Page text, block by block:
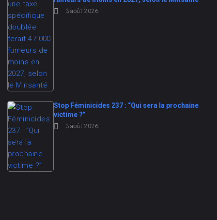
3 août 2026
Stop Féminicides 237 : “Qui sera la prochaine
victime ?”
3 août 2026